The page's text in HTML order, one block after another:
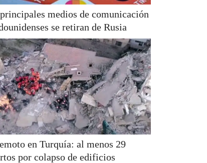
medios de comunicación
se retiran de Rusia
en Turquía: al menos 29
por colapso de edificios